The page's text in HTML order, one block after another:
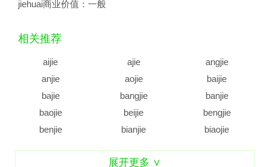
jiehuai商业价值： 一般
相关推荐
aijie ajie
angjie
anjie
aojie
baijie
bajie
bangjie
banjie
baojie
beijie
bengjie
benjie
bianjie
biaojie
bojie
展开更多 ∨